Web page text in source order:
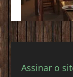
Assinar o